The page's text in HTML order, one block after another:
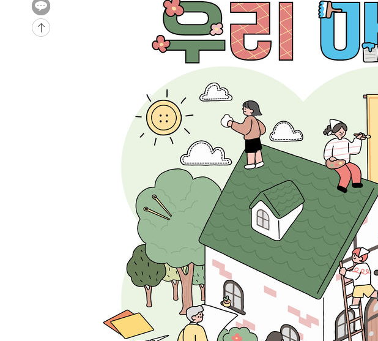
-4142초 전 >
[속보]종합특검, '관저이전 봐주기 감사' 유병호 구속기소
-742초 전 >
민주 콩고 에볼라환자 4천명 돌파, 4053명 발생 1850명 사망
"낮 기온 소폭 하락"…수도권 폭염중대경보, 폭염경보로 하향
[속보]이 대통령, '호우피해' 안동·의성 관할 4개 면 특별재난지역
[단독]중수청 지원 검사들, 정원 초과 시 낮은 계급 임용…희망지 못
낮 최고 37도 찜통더위…곳곳 소나기·강원 많은 비[내일날씨]
SK하이닉스, 용인·청주 팹에 54조 투자…"AI 메모리 수요 선제 대
여자배구 이재영·이다영 자매, 아제르바이잔 투란VC 입단
외국인 심판 성 접대 7경기 들여다보니…한국 축구 '5승 2무'
[속보]코스닥, 2.86포인트(0.36%) 내린 798.81마감
[속보]코스피, 6200선 약보합…0.60% 내린 6258.77에 마쳐
[속보]원·달러 환율, 7.7원 내린 1416.1원 마감
[속보] 노원서 40.1도 관측…서울, 2018년 이후 첫 40도
[속보]종합특검, '계엄 수용공간 확보' 신용해 前교정본부장 기소
외신들도 주목한 韓축구 파문…"국민적 공분에 수사 재개"
11시간 압수수색에 성접대 파문까지…'쑥대밭' 된 축구협회
[속보]규제합리화위원회 부위원장에 김태유 서울대 공대 교수…이
[속보]국힘 윤리위, '돌려차기 발언' 진종오·서범수 징계 절차 개시
[속보] 7월 중국 수출 23.9%↑ 수입 27.5%↑…무역총액 25.3%↑
[속보]'채상병 순직 책임' 임성근, 항소심도 징역 3년